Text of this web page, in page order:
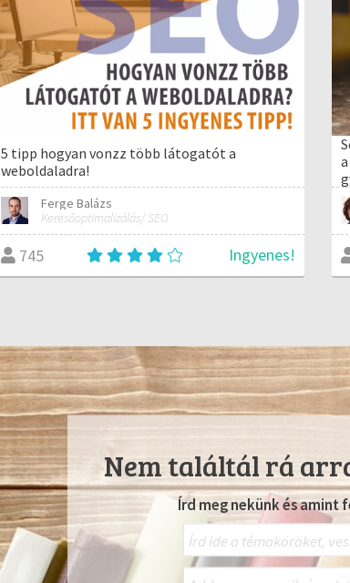
5 tipp hogyan vonzz több látogatót a
weboldaladra!
Ferge Balázs
Keresőoptimalizálás/ SEO
745 Ingyenes!
Nem találtál rá
Írd meg nekünk és amint